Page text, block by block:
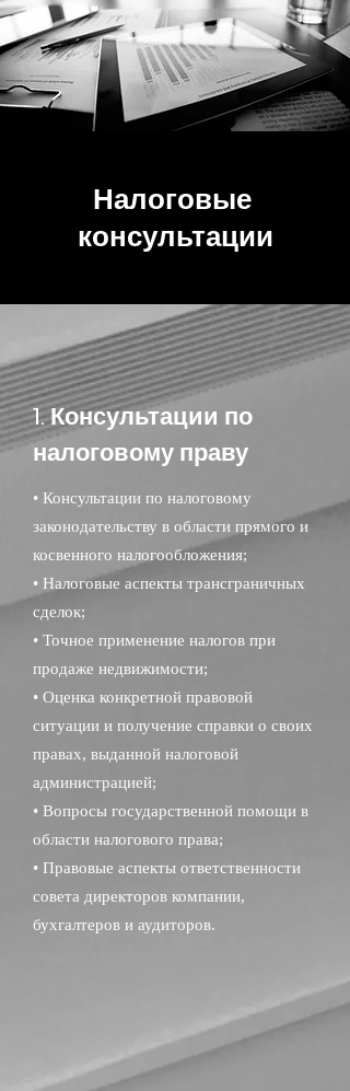
Налоговые
консультации
1. Консультации по
налоговому праву
• Консультации по налоговому
законодательству в области прямого и
косвенного налогообложения;
• Налоговые аспекты трансграничных
сделок;
• Точное применение налогов при
продаже недвижимости;
• Оценка конкретной правовой
ситуации и получение справки о своих
правах, выданной налоговой
администрацией;
• Вопросы государственной помощи в
области налогового права;
• Правовые аспекты ответственности
совета директоров компании,
бухгалтеров и аудиторов.